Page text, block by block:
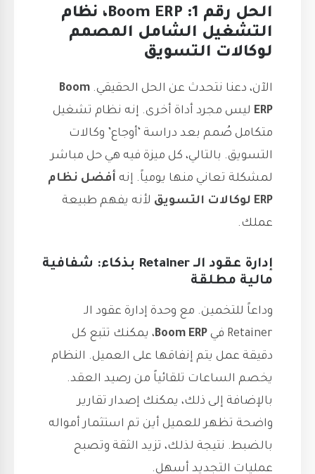
الحل رقم 1: Boom ERP، نظام
التشغيل الشامل المصمم
لوكالات التسويق
الآن، دعنا نتحدث عن الحل الحقيقي. Boom
ERP ليس مجرد أداة أخرى. إنه نظام تشغيل
متكامل صُمم بعد دراسة ‘أوجاع’ وكالات
التسويق. بالتالي، كل ميزة فيه هي حل مباشر
لمشكلة تعاني منها يومياً. إنه أفضل نظام
ERP لوكالات التسويق
لأنه يفهم طبيعة
عملك.
إدارة عقود الـ Retainer بذكاء: شفافية
مالية مطلقة
وداعاً للتخمين. مع وحدة إدارة عقود الـ
Retainer في
Boom ERP، يمكنك تتبع كل
دقيقة عمل يتم إنفاقها على العميل. النظام
يخصم الساعات تلقائياً من رصيد العقد.
بالإضافة إلى ذلك، يمكنك إصدار تقارير
واضحة تظهر للعميل أين تم استثمار أمواله
بالضبط. نتيجة لذلك، تزيد الثقة وتصبح
عمليات التجديد أسهل.